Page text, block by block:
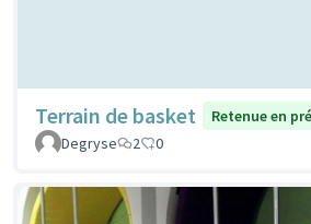
Terrain de basket
Retenue en
Degryse
2 0